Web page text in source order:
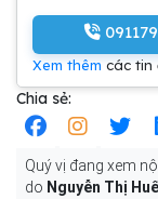
Xem thêm các tin
Chia sẻ:
Quý vị đang xem
do Nguyễn Thị Huế